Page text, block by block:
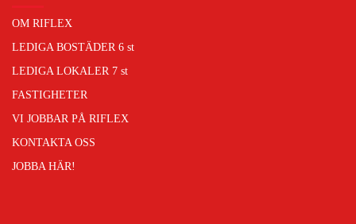
OM RIFLEX
LEDIGA BOSTÄDER 6 st
LEDIGA LOKALER 7 st
FASTIGHETER
VI JOBBAR PÅ RIFLEX
KONTAKTA OSS
JOBBA HÄR!